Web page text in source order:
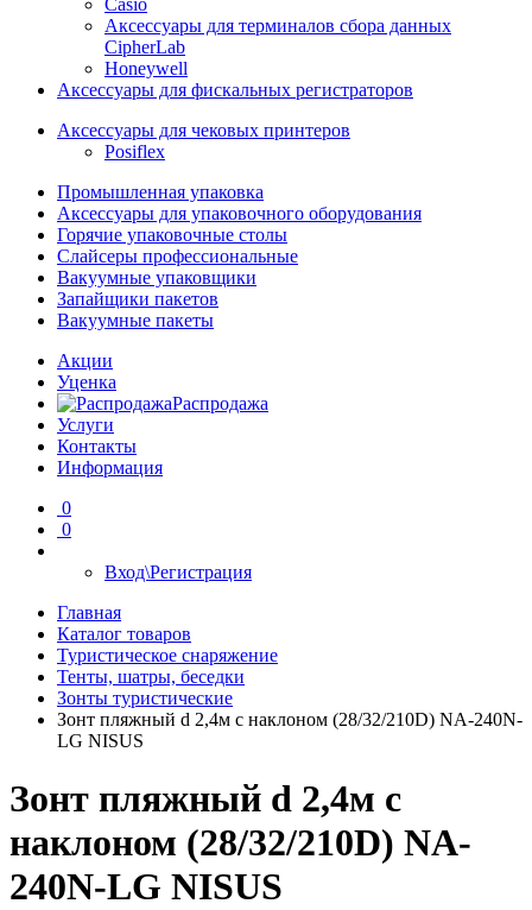
Casio
Аксессуары для терминалов сбора данных
CipherLab
Honeywell
Аксессуары для фискальных регистраторов
Аксессуары для чековых принтеров
Posiflex
Промышленная упаковка
Аксессуары для упаковочного оборудования
Горячие упаковочные столы
Слайсеры профессиональные
Вакуумные упаковщики
Запайщики пакетов
Вакуумные пакеты
Акции
Уценка
Распродажа
Услуги
Контакты
Информация
0
0
Вход\Регистрация
Главная
Каталог товаров
Туристическое снаряжение
Тенты, шатры, беседки
Зонты туристические
Зонт пляжный d 2,4м с наклоном (28/32/210D) NA-240N-
LG NISUS
Зонт пляжный d 2,4м с
наклоном (28/32/210D) NA-
240N-LG NISUS